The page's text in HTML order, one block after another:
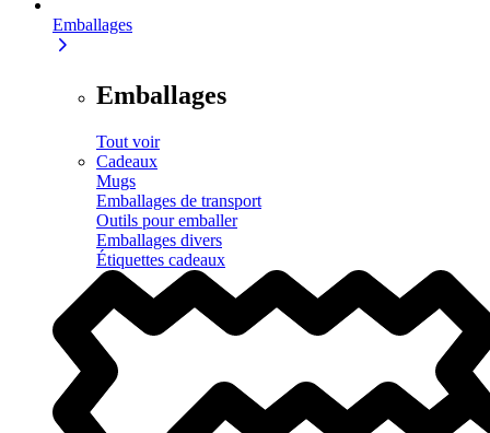
Emballages
Emballages
Tout voir
Cadeaux
Mugs
Emballages de transport
Outils pour emballer
Emballages divers
Étiquettes cadeaux